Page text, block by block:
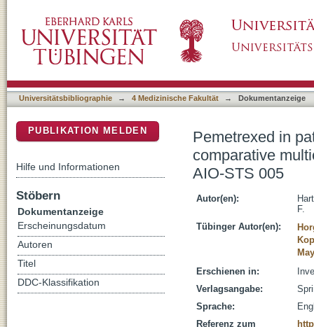
study of the German Sarcoma Group AIO-
Universitätsbibliographie → 4 Medizinische Fakultät → Dokumentanzeige
Pemetrexed in
comparative
AIO-STS 005
Autor(en):
F.
Tübinger Autor(en):
Erschienen in:
Verlagsangabe:
Sprache:
Referenz zum
PUBLIKATION MELDEN
Hilfe und Informationen
Stöbern
Dokumentanzeige
Erscheinungsdatum
Autoren
Titel
DDC-Klassifikation